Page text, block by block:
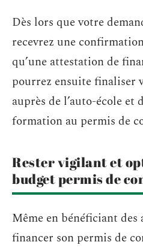
Dès lors que votre
recevrez une
qu’une attestation de
pourrez ensuite finaliser
auprès de l’auto-école et
formation au permis de
Rester vigilant et
budget permis de
Même en bénéficiant
financer son permis de